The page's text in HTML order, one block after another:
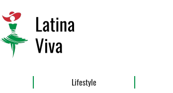
Lifestyle